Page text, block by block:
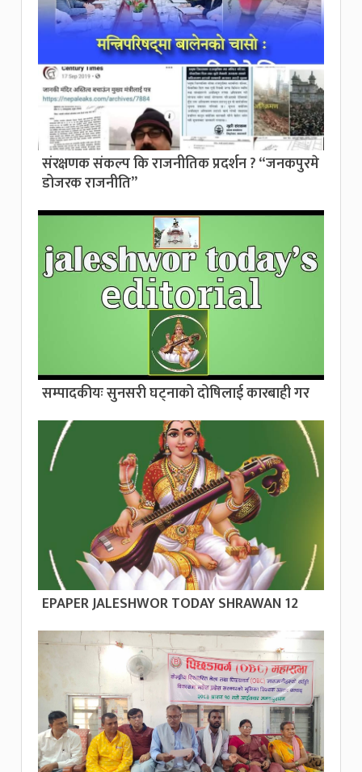
संरक्षणक संकल्प कि राजनीतिक प्रदर्शन ? “जनकपुरमे
डोजरक राजनीति”
सम्पादकीयः सुनसरी घट्नाको दोषिलाई कारबाही गर
EPAPER JALESHWOR TODAY SHRAWAN 12